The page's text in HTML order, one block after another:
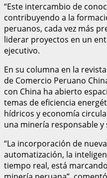
“Este intercambio de
contribuyendo a la
peruanos, cada vez más
liderar proyectos en un
ejecutivo.
En su columna en la
de Comercio Peruano
con China ha abierto
temas de eficiencia
hídricos y economía
una minería responsable y
“La incorporación de
automatización, la
tiempo real, está